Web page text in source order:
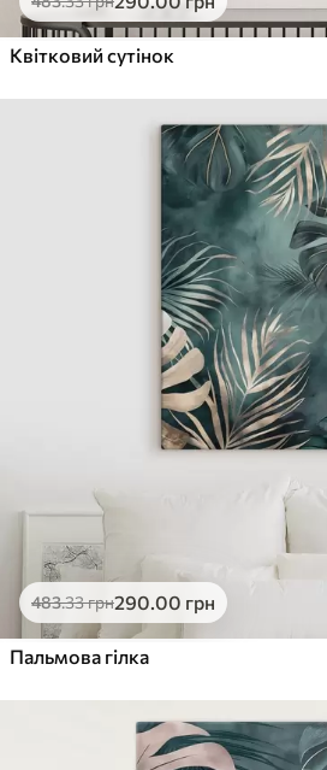
Квітковий сутінок
483.33грн290.00 грн
Пальмова гілка